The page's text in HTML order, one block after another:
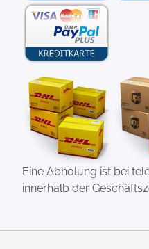
Eine Abholung ist bei
innerhalb der